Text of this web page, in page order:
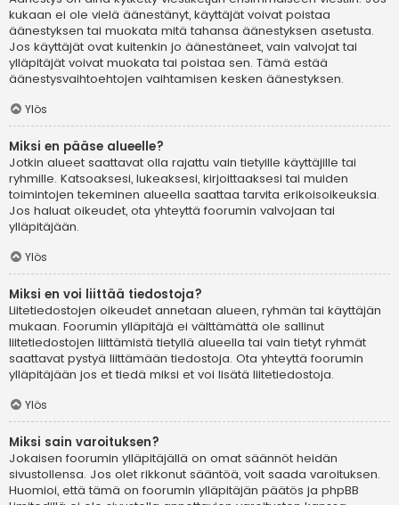
kukaan ei ole vielä äänestänyt, käyttäjät voivat poistaa
äänestyksen tai muokata mitä tahansa äänestyksen asetusta.
Jos käyttäjät ovat kuitenkin jo äänestäneet, vain valvojat tai
ylläpitäjät voivat muokata tai poistaa sen. Tämä estää
äänestysvaihtoehtojen vaihtamisen kesken äänestyksen.
Ylös
Miksi en pääse alueelle?
Jotkin alueet saattavat olla rajattu vain tietyille käyttäjille tai
ryhmille. Katsoaksesi, lukeaksesi, kirjoittaaksesi tai muiden
toimintojen tekeminen alueella saattaa tarvita erikoisoikeuksia.
Jos haluat oikeudet, ota yhteyttä foorumin valvojaan tai
ylläpitäjään.
Ylös
Miksi en voi liittää tiedostoja?
Liitetiedostojen oikeudet annetaan alueen, ryhmän tai käyttäjän
mukaan. Foorumin ylläpitäjä ei välttämättä ole sallinut
liitetiedostojen liittämistä tietyllä alueella tai vain tietyt ryhmät
saattavat pystyä liittämään tiedostoja. Ota yhteyttä foorumin
ylläpitäjään jos et tiedä miksi et voi lisätä liitetiedostoja.
Ylös
Miksi sain varoituksen?
Jokaisen foorumin ylläpitäjällä on omat säännöt heidän
sivustollensa. Jos olet rikkonut sääntöä, voit saada varoituksen.
Huomioi, että tämä on foorumin ylläpitäjän päätös ja phpBB